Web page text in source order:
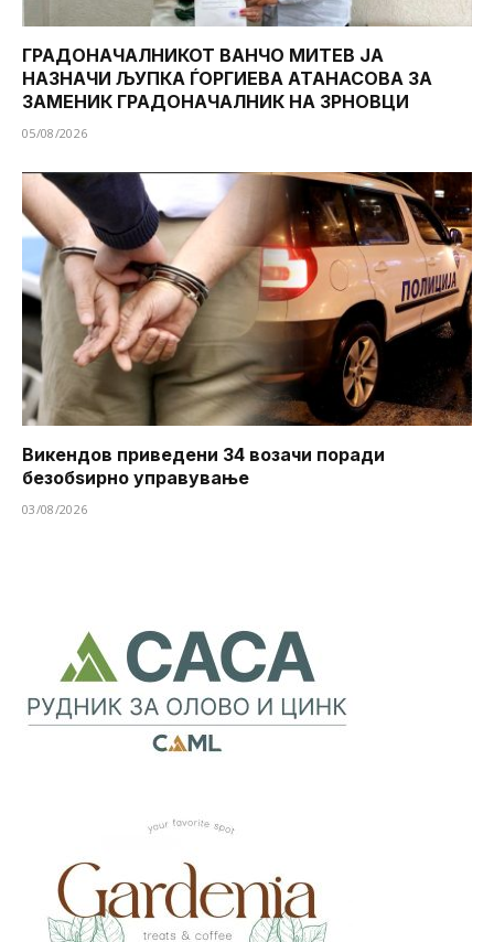
ГРАДОНАЧАЛНИКОТ ВАНЧО МИТЕВ ЈА
НАЗНАЧИ ЉУПКА ЃОРГИЕВА АТАНАСОВА ЗА
ЗАМЕНИК ГРАДОНАЧАЛНИК НА ЗРНОВЦИ
05/08/2026
Викендов приведени 34 возачи поради
безобѕирно управување
03/08/2026